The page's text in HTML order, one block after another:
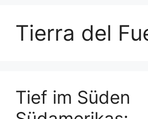
Tierra del
Tief im Süden